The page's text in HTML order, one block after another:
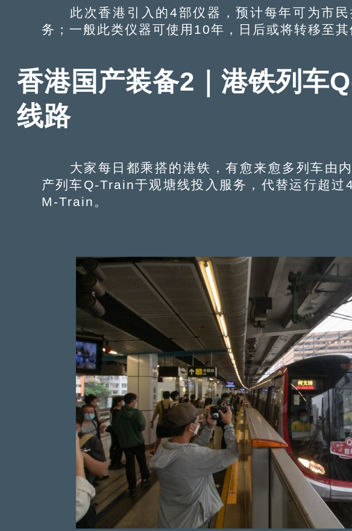
此次香港引入的4部仪器，预计每年可为市民
务；一般此类仪器可使用10年，日后或将转移至其
香港国产装备2｜港铁列车
线路
大家每日都乘搭的港铁，有愈来愈多列车由
产列车Q-Train于观塘线投入服务，代替运行超过
M-Train。